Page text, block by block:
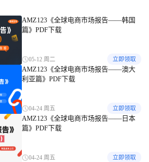
AMZ123《全球电商市场报告——韩国
篇》PDF下载
05-12 周二 立即领取
AMZ123《全球电商市场报告——澳大
利亚篇》PDF下载
04-24 周五 立即领取
AMZ123《全球电商市场报告——日本
篇》PDF下载
04-24 周五 立即领取